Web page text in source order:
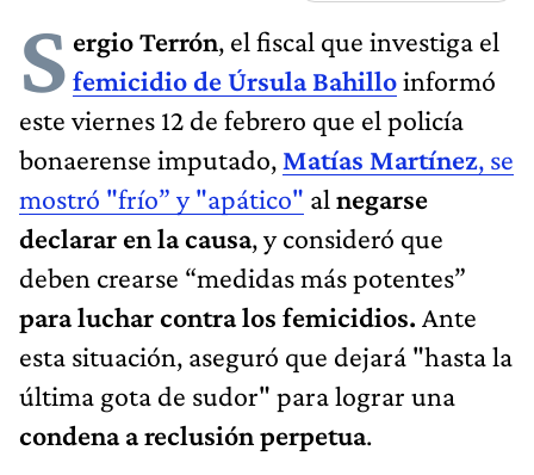
S ergio Terrón, el fiscal que investiga el
femicidio de Úrsula Bahilloinformó
este viernes 12 de febrero que el policía
bonaerense imputado, Matías Martínez, se
mostró "frío” y "apático" al negarse
declarar en la causa, y consideró que
deben crearse “medidas más potentes”
para luchar contra los femicidios. Ante
esta situación, aseguró que dejará "hasta la
última gota de sudor" para lograr una
condena a reclusión perpetua.